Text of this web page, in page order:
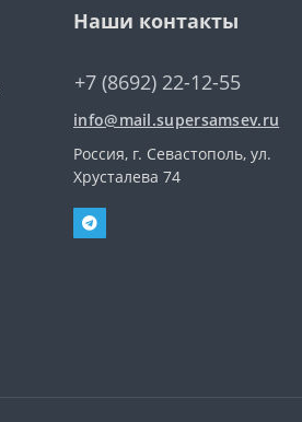
Наши контакты
+7 (8692) 22-12-55
info@mail.supersamsev.ru
Россия, г. Севастополь, ул.
Хрусталева 74